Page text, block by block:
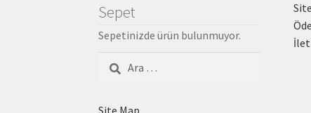
Sepet
Sepetinizde ürün bulunmuyor.
Arama: